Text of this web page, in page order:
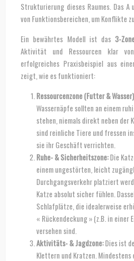
Strukturierung dieses Raumes. Das
von Funktionsbereichen, um Konflikte
Ein bewährtes Modell ist das 3-
Aktivität und Ressourcen klar
erfolgreiches Praxisbeispiel aus
zeigt, wie es funktioniert:
Ressourcenzone (Futter &
Wassernäpfe sollten an einem
stehen, niemals direkt neben der
sind reinliche Tiere und fressen
sie ihr Geschäft verrichten.
Ruhe- & Sicherheitszone:Die
einem ungestörten, leicht
Durchgangsverkehr platziert
Katze absolut sicher fühlen.
Schlafplätze, die idealerweise
« Rückendeckung » (z.B. in einer
versehen sind.
Aktivitäts- & Jagdzone:Dies ist
Klettern und Kratzen.